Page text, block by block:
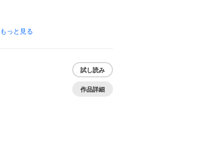
もっと見る
試し読み
作品詳細